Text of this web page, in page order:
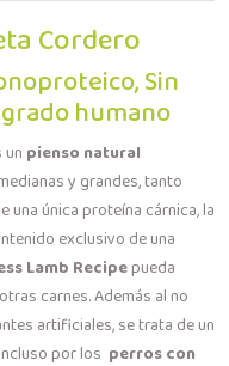
Cordero
Sin
humano
un pienso natural
y grandes, tanto
una única proteína cárnica, la
exclusivo de una
Lamb Recipepueda
carnes. Además al no
artificiales, se trata de un
por los perros con